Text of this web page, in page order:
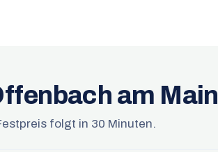
am Main
folgt in 30 Minuten.